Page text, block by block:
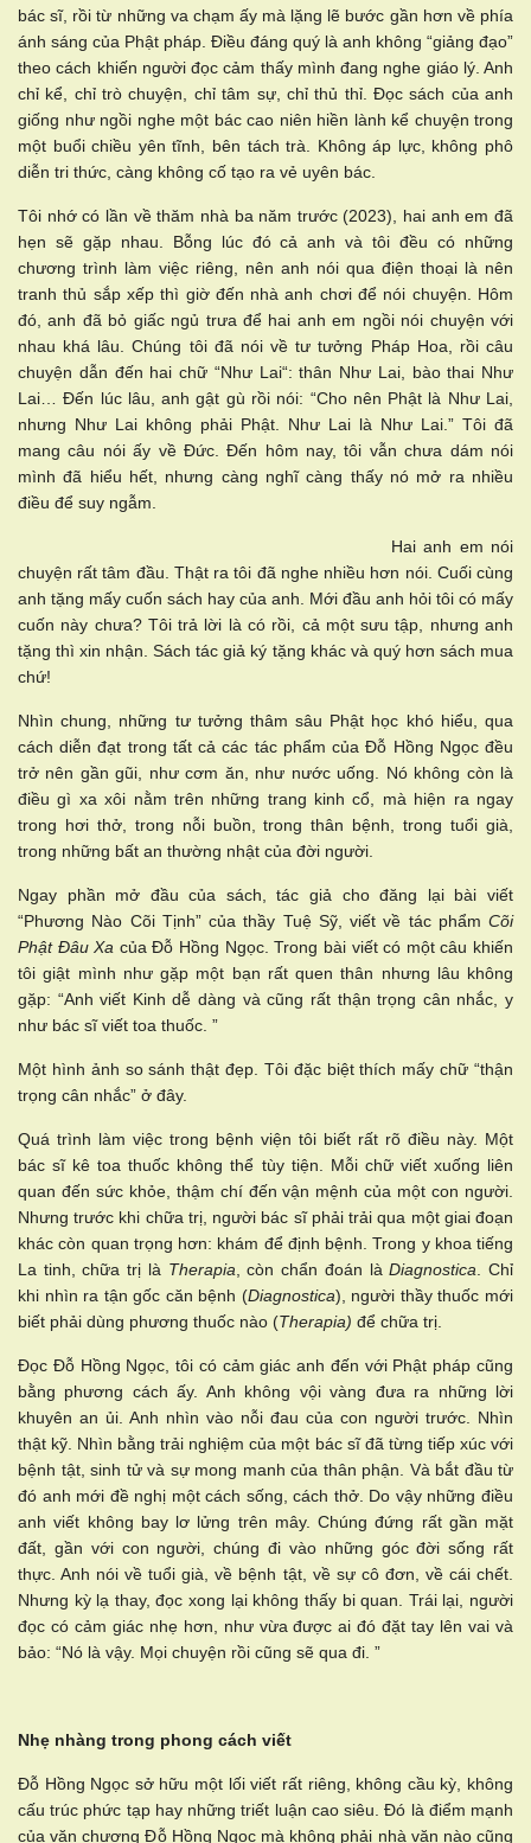
bác sĩ, rồi từ những va chạm ấy mà lặng lẽ bước gần hơn về phía
ánh sáng của Phật pháp. Điều đáng quý là anh không “giảng đạo”
theo cách khiến người đọc cảm thấy mình đang nghe giáo lý. Anh
chỉ kể, chỉ trò chuyện, chỉ tâm sự, chỉ thủ thỉ. Đọc sách của anh
giống như ngồi nghe một bác cao niên hiền lành kể chuyện trong
một buổi chiều yên tĩnh, bên tách trà. Không áp lực, không phô
diễn tri thức, càng không cố tạo ra vẻ uyên bác.
Tôi nhớ có lần về thăm nhà ba năm trước (2023), hai anh em đã
hẹn sẽ gặp nhau. Bỗng lúc đó cả anh và tôi đều có những
chương trình làm việc riêng, nên anh nói qua điện thoại là nên
tranh thủ sắp xếp thì giờ đến nhà anh chơi để nói chuyện. Hôm
đó, anh đã bỏ giấc ngủ trưa để hai anh em ngồi nói chuyện với
nhau khá lâu. Chúng tôi đã nói về tư tưởng Pháp Hoa, rồi câu
chuyện dẫn đến hai chữ “Như Lai“: thân Như Lai, bào thai Như
Lai… Đến lúc lâu, anh gật gù rồi nói: “Cho nên Phật là Như Lai,
nhưng Như Lai không phải Phật. Như Lai là Như Lai.” Tôi đã
mang câu nói ấy về Đức. Đến hôm nay, tôi vẫn chưa dám nói
mình đã hiểu hết, nhưng càng nghĩ càng thấy nó mở ra nhiều
điều để suy ngẫm.
Hai anh em nói
chuyện rất tâm đầu. Thật ra tôi đã nghe nhiều hơn nói. Cuối cùng
anh tặng mấy cuốn sách hay của anh. Mới đầu anh hỏi tôi có mấy
cuốn này chưa? Tôi trả lời là có rồi, cả một sưu tập, nhưng anh
tặng thì xin nhận. Sách tác giả ký tặng khác và quý hơn sách mua
chứ!
Nhìn chung, những tư tưởng thâm sâu Phật học khó hiểu, qua
cách diễn đạt trong tất cả các tác phẩm của Đỗ Hồng Ngọc đều
trở nên gần gũi, như cơm ăn, như nước uống. Nó không còn là
điều gì xa xôi nằm trên những trang kinh cổ, mà hiện ra ngay
trong hơi thở, trong nỗi buồn, trong thân bệnh, trong tuổi già,
trong những bất an thường nhật của đời người.
Ngay phần mở đầu của sách, tác giả cho đăng lại bài viết
“Phương Nào Cõi Tịnh” của thầy Tuệ Sỹ, viết về tác phẩm Cõi
Phật Đâu Xa của Đỗ Hồng Ngọc. Trong bài viết có một câu khiến
tôi giật mình như gặp một bạn rất quen thân nhưng lâu không
gặp: “Anh viết Kinh dễ dàng và cũng rất thận trọng cân nhắc, y
như bác sĩ viết toa thuốc. ”
Một hình ảnh so sánh thật đẹp. Tôi đặc biệt thích mấy chữ “thận
trọng cân nhắc” ở đây.
Quá trình làm việc trong bệnh viện tôi biết rất rõ điều này. Một
bác sĩ kê toa thuốc không thể tùy tiện. Mỗi chữ viết xuống liên
quan đến sức khỏe, thậm chí đến vận mệnh của một con người.
Nhưng trước khi chữa trị, người bác sĩ phải trải qua một giai đoạn
khác còn quan trọng hơn: khám để định bệnh. Trong y khoa tiếng
La tinh, chữa trị là Therapia , còn chẩn đoán làDiagnostica . Chỉ
khi nhìn ra tận gốc căn bệnh (Diagnostica), người thầy thuốc mới
biết phải dùng phương thuốc nào (Therapia) để chữa trị.
Đọc Đỗ Hồng Ngọc, tôi có cảm giác anh đến với Phật pháp cũng
bằng phương cách ấy. Anh không vội vàng đưa ra những lời
khuyên an ủi. Anh nhìn vào nỗi đau của con người trước. Nhìn
thật kỹ. Nhìn bằng trải nghiệm của một bác sĩ đã từng tiếp xúc với
bệnh tật, sinh tử và sự mong manh của thân phận. Và bắt đầu từ
đó anh mới đề nghị một cách sống, cách thở. Do vậy những điều
anh viết không bay lơ lửng trên mây. Chúng đứng rất gần mặt
đất, gần với con người, chúng đi vào những góc đời sống rất
thực. Anh nói về tuổi già, về bệnh tật, về sự cô đơn, về cái chết.
Nhưng kỳ lạ thay, đọc xong lại không thấy bi quan. Trái lại, người
đọc có cảm giác nhẹ hơn, như vừa được ai đó đặt tay lên vai và
bảo: “Nó là vậy. Mọi chuyện rồi cũng sẽ qua đi. ”
Nhẹ nhàng trong phong cách viết
Đỗ Hồng Ngọc sở hữu một lối viết rất riêng, không cầu kỳ, không
cấu trúc phức tạp hay những triết luận cao siêu. Đó là điểm mạnh
của văn chương Đỗ Hồng Ngọc mà không phải nhà văn nào cũng